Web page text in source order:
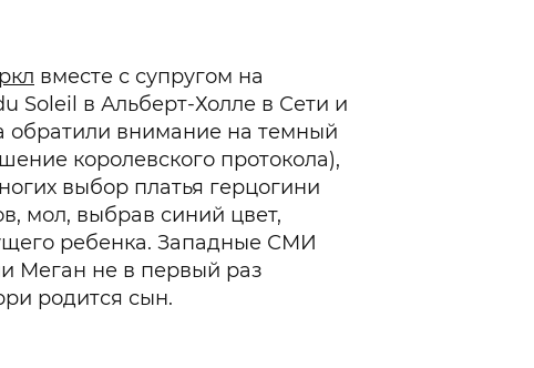
вместе с супругом на
Soleil в Альберт-Холле в Сети и
обратили внимание на темный
королевского протокола),
выбор платья герцогини
мол, выбрав синий цвет,
ребенка. Западные СМИ
Меган не в первый раз
родится сын.